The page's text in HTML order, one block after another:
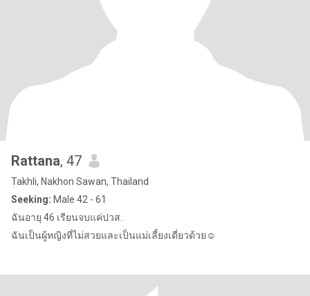
Rattana, 47
Takhli, Nakhon Sawan, Thailand
Seeking: Male 42 - 61
ฉันอายุ 46 เรียนจบแค่ปวส.
ฉันเป็นผู้หญิงที่ไม่สวยและเป็นแม่เลี้ยงเดี่ยวด้วย☺️